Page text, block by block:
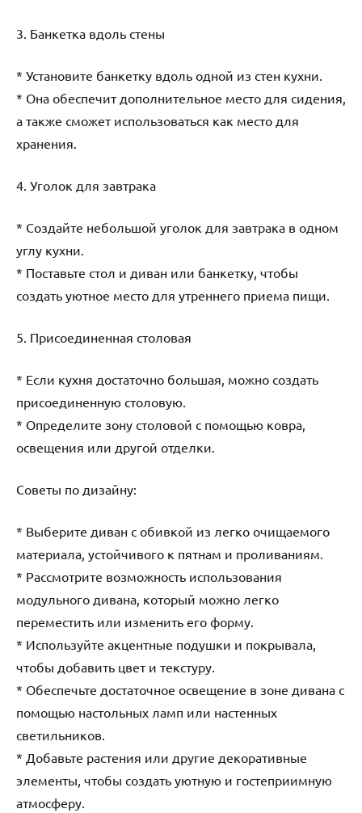
3. Банкетка вдоль стены
* Установите банкетку вдоль одной из стен кухни.
* Она обеспечит дополнительное место для сидения,
а также сможет использоваться как место для
хранения.
4. Уголок для завтрака
* Создайте небольшой уголок для завтрака в одном
углу кухни.
* Поставьте стол и диван или банкетку, чтобы
создать уютное место для утреннего приема пищи.
5. Присоединенная столовая
* Если кухня достаточно большая, можно создать
присоединенную столовую.
* Определите зону столовой с помощью ковра,
освещения или другой отделки.
Советы по дизайну:
* Выберите диван с обивкой из легко очищаемого
материала, устойчивого к пятнам и проливаниям.
* Рассмотрите возможность использования
модульного дивана, который можно легко
переместить или изменить его форму.
* Используйте акцентные подушки и покрывала,
чтобы добавить цвет и текстуру.
* Обеспечьте достаточное освещение в зоне дивана с
помощью настольных ламп или настенных
светильников.
* Добавьте растения или другие декоративные
элементы, чтобы создать уютную и гостеприимную
атмосферу.